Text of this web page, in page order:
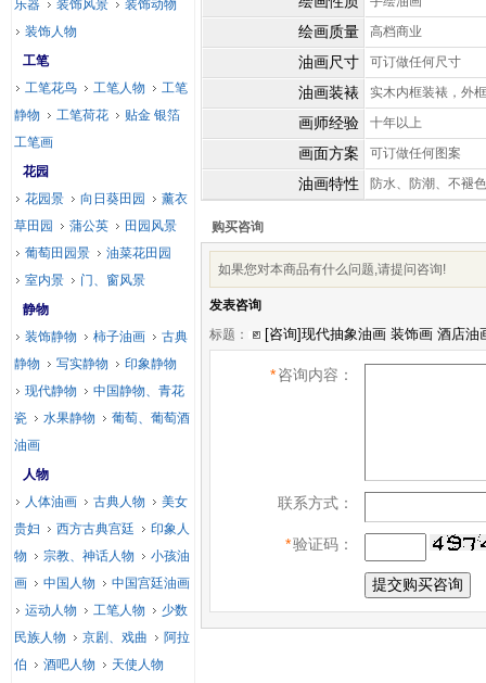
绘画质量 高档商业
油画尺寸 可订做任何尺寸
油画装裱 实木内框装裱，外
画师经验 十年以上
画面方案 可订做任何图案
油画特性 防水、防潮、不褪色
购买咨询
如果您对本商品有什么问题,请提问咨询!
发表咨询
标题：
*咨询内容：
联系方式：
*验证码：
乐器 装饰风景
装饰动物
装饰人物
工笔
工笔花鸟
工笔人物
工笔
静物
工笔荷花
贴金 银箔
工笔画
花园
花园景
向日葵田园
薰衣
草田园
蒲公英
田园风景
葡萄田园景
油菜花田园
室内景
门、窗风景
静物
装饰静物
柿子油画
古典
静物
写实静物
印象静物
现代静物
中国静物、青花
瓷
水果静物
葡萄、葡萄酒
油画
人物
人体油画
古典人物
美女
贵妇
西方古典宫廷
印象人
物
宗教、神话人物
小孩油
画
中国人物
中国宫廷油画
运动人物
工笔人物
少数
民族人物
京剧、戏曲
阿拉
伯
酒吧人物
天使人物